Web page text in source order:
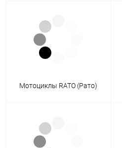
Мотоциклы RATO (Рато)